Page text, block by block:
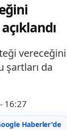
vereceğini
şartları da
16:27
Haberler'de